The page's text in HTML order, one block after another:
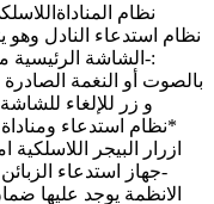
نظام
:-الشاشة الرئيسية
بالصوت أو النغمة
و زر للإلغاء
*نظام استدعاء
ازرار البيجر
-جهاز استدعاء